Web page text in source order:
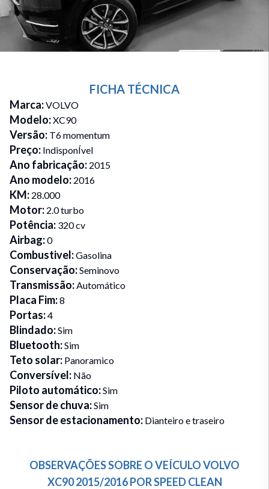
FICHA TÉCNICA
Marca:VOLVO
Modelo:XC90
Versão: T6 momentum
Preço: IndisponÍvel
Ano fabricação: 2015
Ano modelo: 2016
KM: 28.000
Motor: 2.0 turbo
Potência: 320 cv
Airbag:0
Combustivel:Gasolina
Conservação:Seminovo
Transmissão:Automático
Placa Fim:8
Portas:4
Blindado:Sim
Bluetooth:Sim
Teto solar: Panoramico
Conversível: Não
Piloto automático:Sim
Sensor de chuva:Sim
Sensor de estacionamento: Dianteiro e traseiro
OBSERVAÇÕES SOBRE O VEÍCULOVOLVO
XC90 2015/2016PORSPEED CLEAN